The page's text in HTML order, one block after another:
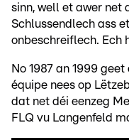
sinn, well et awer net
Schlussendlech ass
onbeschreiflech. Ech
No 1987 an 1999
équipe nees op
dat net déi eenzeg
FLQ vu Langenfeld